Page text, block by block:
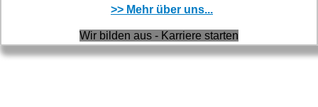
>> Mehr über uns...
Wir bilden aus - Karriere starten